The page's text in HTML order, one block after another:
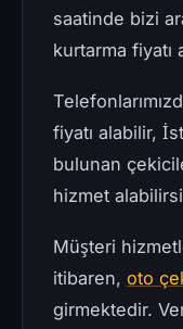
saatinde bizi
kurtarma fiyatı
fiyatı alabilir,
bulunan
hizmet
Müşteri
itibaren, oto
girmektedir.